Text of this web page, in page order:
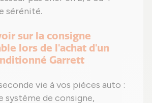
sérénité.
sur la consigne
lors de l'achat d'un
Garrett
vie à vos pièces auto :
système de consigne,